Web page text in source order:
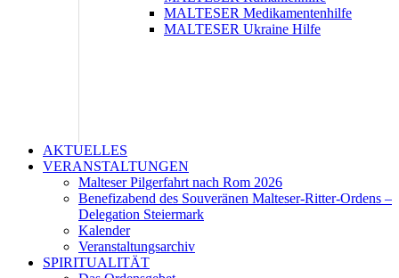
MALTESER Medikamentenhilfe
MALTESER Ukraine Hilfe
AKTUELLES
VERANSTALTUNGEN
Malteser Pilgerfahrt nach Rom 2026
Benefizabend des Souveränen Malteser-Ritter-Ordens –
Delegation Steiermark
Kalender
Veranstaltungsarchiv
SPIRITUALITÄT